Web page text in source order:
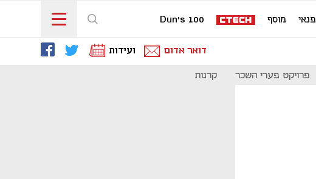
פנאי מוסף Dun's 100
דואר אדום ועידות
פרויקט פערי השכר קרנות